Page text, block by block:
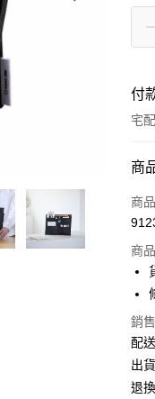
付
宅
付
信
街
悠
運
商
商
商
銷
配
出
退